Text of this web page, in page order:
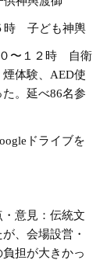
時 子ども神輿
０〜１２時 自衛
体験、AED使
。延べ86名参
ドライブを
意見：伝統文
、会場設営・
担が大きかっ